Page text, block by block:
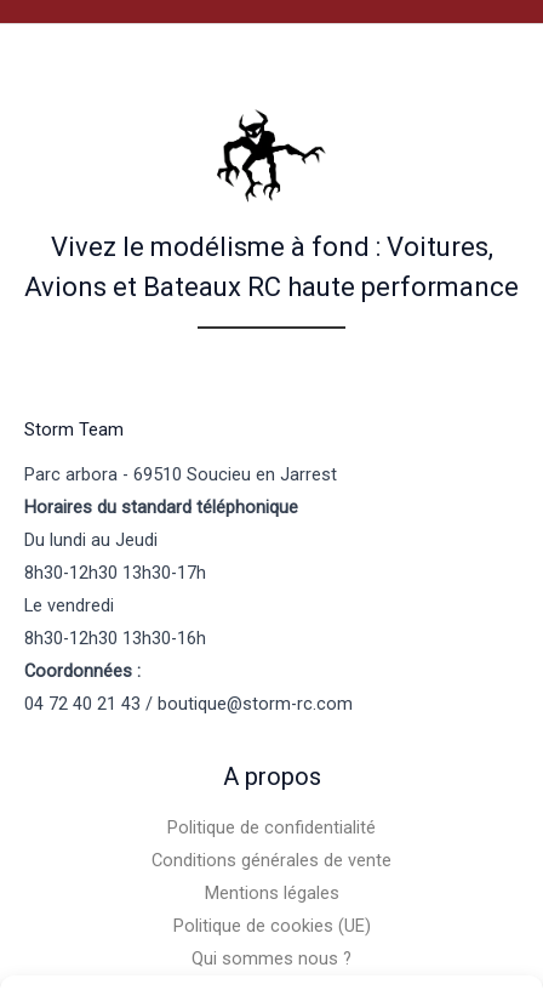
Vivez le modélisme à fond : Voitures,
Avions et Bateaux RC haute performance
Storm Team
Parc arbora - 69510 Soucieu en Jarrest
Horaires du standard téléphonique
Du lundi au Jeudi
8h30-12h30 13h30-17h
Le vendredi
8h30-12h30 13h30-16h
Coordonnées :
04 72 40 21 43 / boutique@storm-rc.com
A propos
Politique de confidentialité
Conditions générales de vente
Mentions légales
Politique de cookies (UE)
Qui sommes nous ?